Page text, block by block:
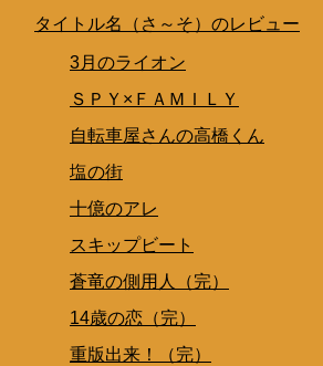
タイトル名（さ～そ）のレビュー
3月のライオン
ＳＰＹ×ＦＡＭＩＬＹ
自転車屋さんの高橋くん
塩の街
十億のアレ
スキップビート
蒼竜の側用人（完）
14歳の恋（完）
重版出来！（完）